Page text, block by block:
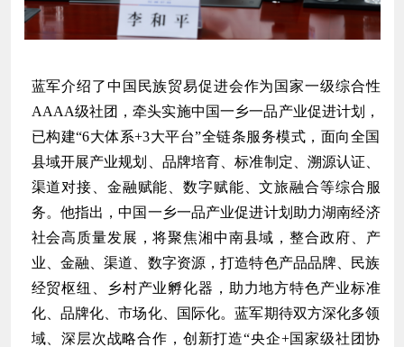
蓝军介绍了中国民族贸易促进会作为国家一级综合性
AAAA级社团，牵头实施中国一乡一品产业促进计划，
已构建“6大体系+3大平台”全链条服务模式，面向全国
县域开展产业规划、品牌培育、标准制定、溯源认证、
渠道对接、金融赋能、数字赋能、文旅融合等综合服
务。 他指出，中国一乡一品产业促进计划助力湖南经济
社会高质量发展，将聚焦湘中南县域，整合政府、 产
业、金融、渠道、数字资源，打造特色产品品牌、民族
经贸枢纽、乡村产业孵化器，助力地方特色产业标准
化、品牌化、市场化、国际化。蓝军期待双方深化多领
域、深层次战略合作，创新打造“央企+国家级社团协